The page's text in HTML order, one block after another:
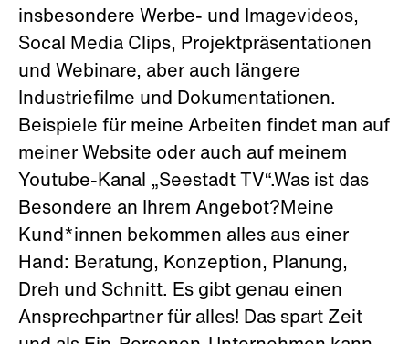
insbesondere Werbe- und Imagevideos,
Socal Media Clips, Projektpräsentationen
und Webinare, aber auch längere
Industriefilme und Dokumentationen.
Beispiele für meine Arbeiten findet man auf
meiner Website oder auch auf meinem
Youtube-Kanal „Seestadt TV“.Was ist das
Besondere an Ihrem Angebot?Meine
Kund*innen bekommen alles aus einer
Hand: Beratung, Konzeption, Planung,
Dreh und Schnitt. Es gibt genau einen
Ansprechpartner für alles! Das spart Zeit